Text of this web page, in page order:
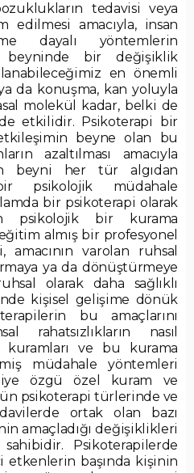
tedavisi veya
edilmesi amacıyla, insan
dayalı yöntemlerin
beyninde bir değişiklik
en önemli
da konuşma, kan yoluyla
molekül kadar, belki de
etkilidir. Psikoterapi bir
beyne olan bu
azaltılması amacıyla
beyni her tür algıdan
psikolojik müdahale
bir psikoterapi olarak
psikolojik bir kurama
almış bir profesyonel
amacının varolan ruhsal
ya da dönüştürmeye
olarak daha sağlıklı
kişisel gelişime dönük
bu amaçlarını
rahatsızlıkların nasıl
ve bu kurama
müdahale yöntemleri
özgü özel kuram ve
psikoterapi türlerinde ve
ortak olan bazı
amaçladığı değişiklikleri
Psikoterapilerde
başında kişinin